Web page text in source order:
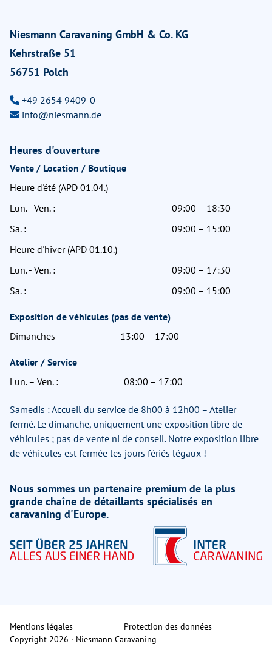
Niesmann Caravaning GmbH & Co. KG
Kehrstraße 51
56751 Polch
+49 2654 9409-0
info@niesmann.de
Heures d'ouverture
Vente / Location / Boutique
Heure d'été (APD 01.04.)
Lun. - Ven. :
09:00 – 18:30
Sa. :
09:00 – 15:00
Heure d'hiver (APD 01.10.)
Lun. - Ven. :
09:00 – 17:30
Sa. :
09:00 – 15:00
Exposition de véhicules (pas de vente)
Dimanches
13:00 – 17:00
Atelier / Service
Lun. – Ven. :
08:00 – 17:00
Samedis : Accueil du service de 8h00 à 12h00 – Atelier
fermé. Le dimanche, uniquement une exposition libre de
véhicules ; pas de vente ni de conseil. Notre exposition libre
de véhicules est fermée les jours fériés légaux !
Nous sommes un partenaire premium de la plus
grande chaîne de détaillants spécialisés en
caravaning d'Europe.
Mentions légales
Protection des données
Copyright 2026 · Niesmann Caravaning